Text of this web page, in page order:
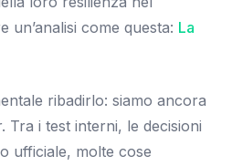
un’analisi come questa: La
ribadirlo: siamo ancora
Tra i test interni, le decisioni
ufficiale, molte cose